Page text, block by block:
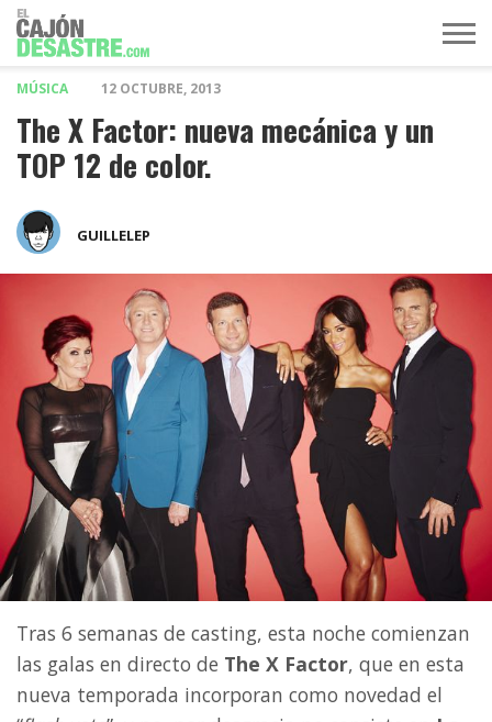
MÚSICA 12 OCTUBRE, 2013
The X Factor: nueva mecánica y un
TOP 12 de color.
GUILLELEP
Tras 6 semanas de casting, esta noche comienzan
las galas en directo de The X Factor, que en esta
nueva temporada incorporan como novedad el